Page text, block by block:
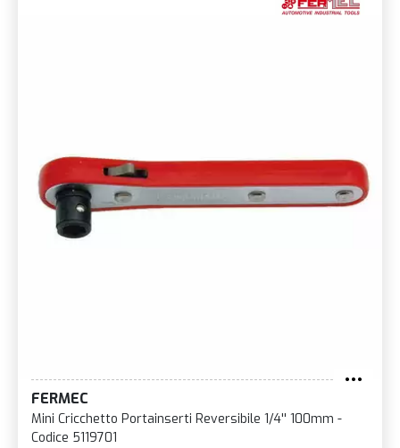
FERMEC
Mini Cricchetto Portainserti Reversibile 1/4'' 100mm -
Codice 5119701